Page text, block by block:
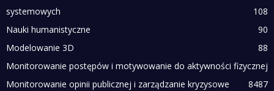
systemowych
108
Nauki humanistyczne
90
Modelowanie 3D
88
Monitorowanie postępów i motywowanie do aktywności fizycznej
87
Monitorowanie opinii publicznej i zarządzanie kryzysowe
84